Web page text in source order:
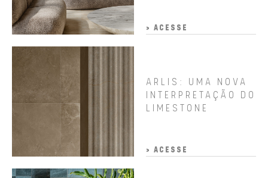
> ACESSE
ARLIS: UMA NOVA
INTERPRETAÇÃO DO
LIMESTONE
> ACESSE